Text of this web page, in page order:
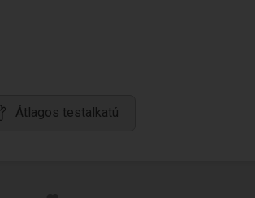
Átlagos testalkatú